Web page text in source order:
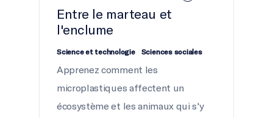
Entre le marteau et
l'enclume
Science et technologie Sciences sociales
Apprenez comment les
microplastiques affectent un
écosystème et les animaux qui s'y